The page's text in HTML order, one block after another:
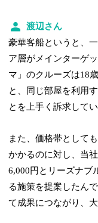
渡辺さん
豪華客船というと、
ア層がメインターゲ
マ」のクルーズは18
と、同じ部屋を利用
とを上手く訴求してい
また、価格帯として
かかるのに対し、当
6,000円とリーズナブ
る施策を提案したん
て成果につながり、